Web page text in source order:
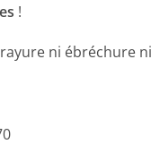
!
ni ébréchure